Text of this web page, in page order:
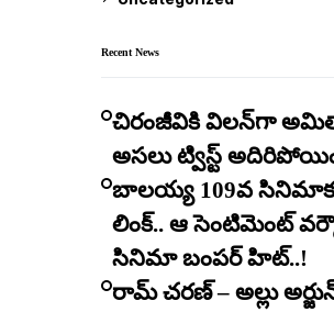
Recent News
చిరంజీవికి విలన్‌గా
అసలు ట్విస్ట్
బాలయ్య 109వ
లింక్.. ఆ సెంటిమెంట్
సినిమా బంపర్ హిట్..!
రామ్ చరణ్ – అల్లు